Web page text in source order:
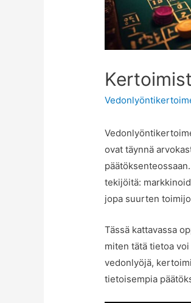
ovat täynnä
tekijöitä:
jopa suurten
Tässä kattavassa
miten tätä tietoa
vedonlyöjä,
tietoisempia